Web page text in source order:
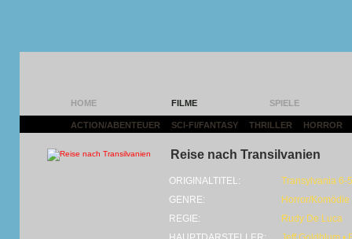
HOME FILME SPIELE
ACTION/ABENTEUER SCI-FI/FANTASY THRILLER HORROR
Reise nach Transilvanien
ORIGINALTITEL:
Transylvania 6-
GENRE:
Horror/Komödie
REGIE:
Rudy De Luca